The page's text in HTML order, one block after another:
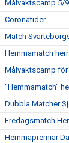
Målvaktscamp 5/
Coronatider
Match
Hemmamatch
Målvaktscamp
"Hemmamatch"
Dubbla Matcher
Fredagsmatch
Hemmapremiär